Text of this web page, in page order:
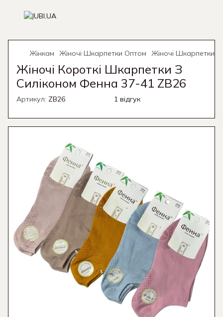
Жінкам Жіночі Шкарпетки Оптом Жіночі Шкарпетки
Жіночі Короткі Шкарпетки З
Силіконом Фенна 37-41 ZB26
Артикул: ZB26 1 відгук